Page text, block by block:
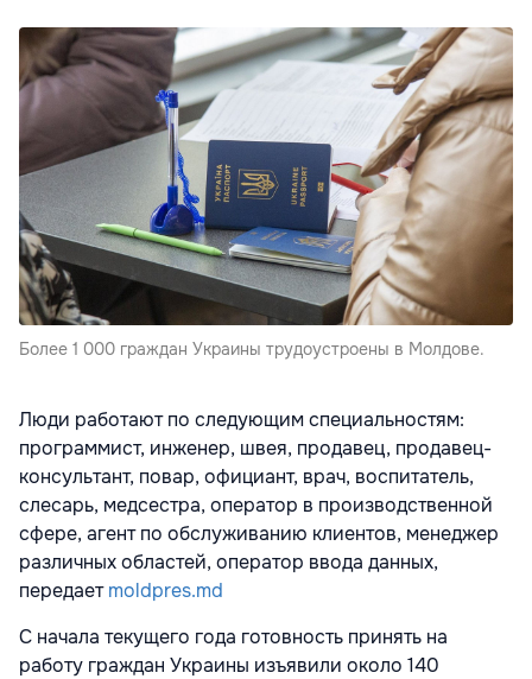
Более 1 000 граждан Украины трудоустроены в Молдове.
Люди работают по следующим специальностям:
программист, инженер, швея, продавец, продавец-
консультант, повар, официант, врач, воспитатель,
слесарь, медсестра, оператор в производственной
сфере, агент по обслуживанию клиентов, менеджер
различных областей, оператор ввода данных,
передаетmoldpres.md
С начала текущего года готовность принять на
работу граждан Украины изъявили около 140